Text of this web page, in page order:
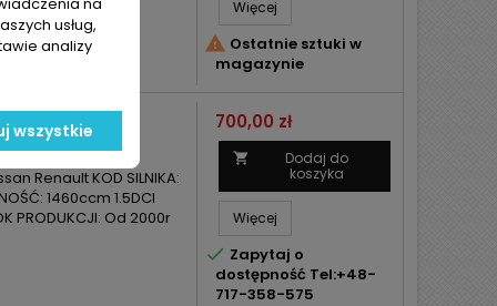
Więcej
 Ostatnie sztuki w
magazynie
65KM/82KM
Renault KOD SILNIKA:
1460ccm 1.5DCI
PRODUKCJI: Od 2000r
Cena
700,00 zł

Dodaj do
koszyka
Więcej
 Zapytaj o
dostępność Tel:+48-
717-358-575
usług,
analizy
wszystkie